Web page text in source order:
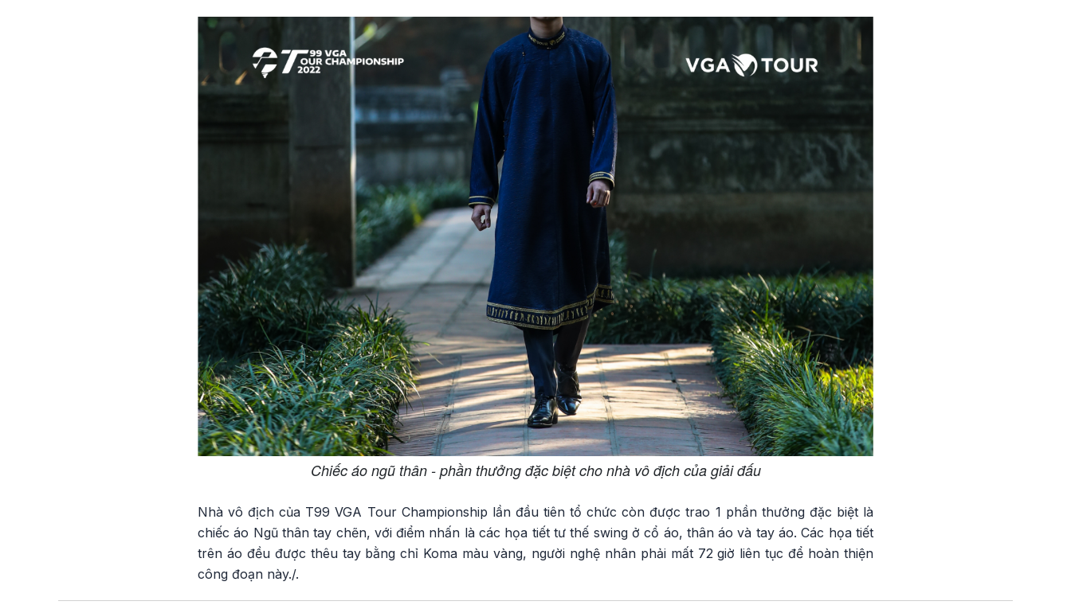
Chiếc áo ngũ thân - phần thưởng đặc biệt cho nhà vô địch của giải đấu
Nhà vô địch của T99 VGA Tour Championship lần đầu tiên tổ chức còn được trao 1 phần thưởng đặc biệt là
chiếc áo Ngũ thân tay chẽn, với điểm nhấn là các họa tiết tư thế swing ở cổ áo, thân áo và tay áo. Các họa tiết
trên áo đều được thêu tay bằng chỉ Koma màu vàng, người nghệ nhân phải mất 72 giờ liên tục để hoàn thiện
công đoạn này./.